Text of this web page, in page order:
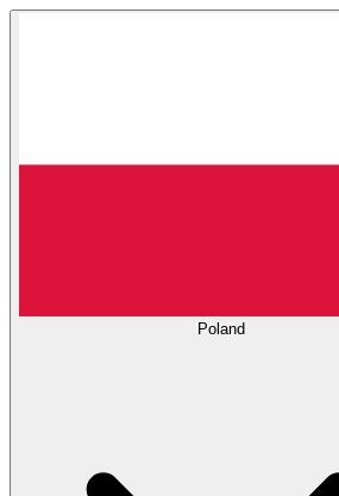
Poland